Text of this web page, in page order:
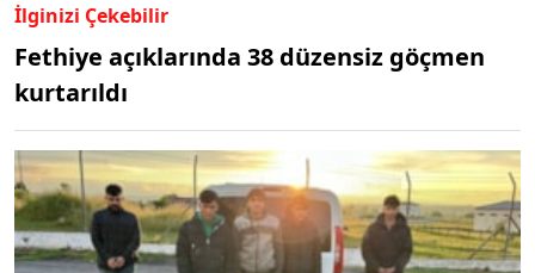
İlginizi Çekebilir
Fethiye açıklarında 38 düzensiz göçmen
kurtarıldı